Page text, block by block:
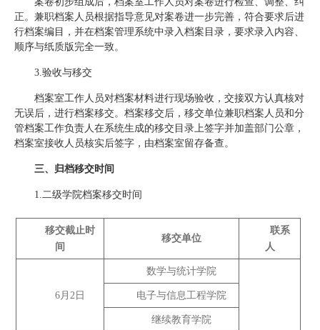
正。兼职档案人员根据指导意见对案卷进一步完善，符合要求后进
行档案编目，并在档案管理系统中录入档案目录，要求录入内容、
顺序与纸质版完全一致。
3.验收与移交
档案室工作人员对档案材料进行现场验收，交接双方认真核对
无误后，进行档案移交。档案移交后，移交单位兼职档案人员和分
管档案工作负责人在系统生成的移交目录上签字并加盖部门公章，
档案室接收人员核实后签字，由档案室留存备查。
三、 归档移交时间
1.二级学院档案移交时间
移交截止时
间
移交单位
联系
人
6月2日
数学与统计学院
电子与信息工程学院
继续教育学院